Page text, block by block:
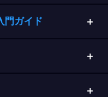
門ガイド